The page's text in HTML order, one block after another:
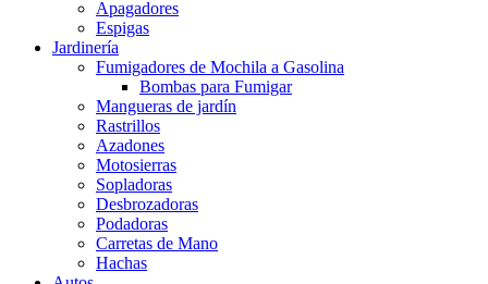
Apagadores
Espigas
Jardinería
Fumigadores de Mochila a Gasolina
Bombas para Fumigar
Mangueras de jardín
Rastrillos
Azadones
Motosierras
Sopladoras
Desbrozadoras
Podadoras
Carretas de Mano
Hachas